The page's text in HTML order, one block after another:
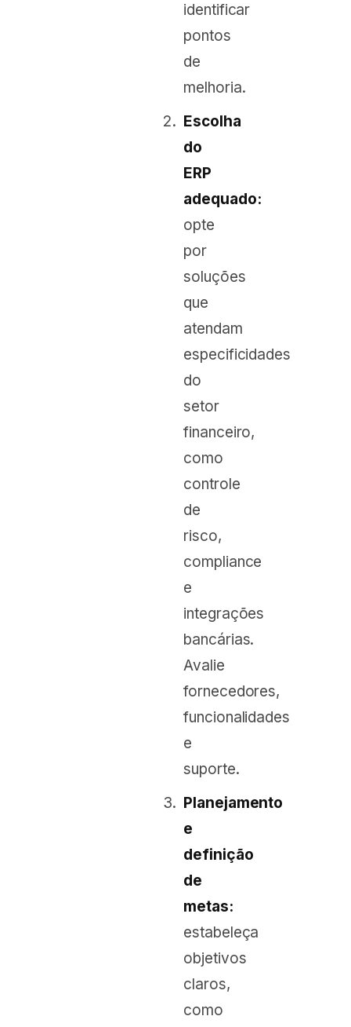
identificar
pontos
de
melhoria.
Escolha
do
ERP
adequado:
opte
por
soluções
que
atendam
especificidades
do
setor
financeiro,
como
controle
de
risco,
compliance
e
integrações
bancárias.
Avalie
fornecedores,
funcionalidades
e
suporte.
Planejamento
e
definição
de
metas:
estabeleça
objetivos
claros,
como